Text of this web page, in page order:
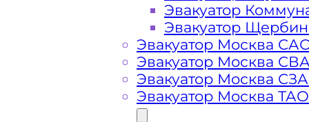
Эвакуатор
Эвакуатор
Эвакуатор Москва
Эвакуатор Москва
Эвакуатор Москва
Эвакуатор Москва ТАО